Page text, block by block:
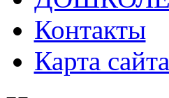
Контакты
Карта сайта